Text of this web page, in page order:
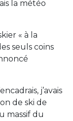
la météo
« à la
seuls coins
j’avais
de ski de
massif du